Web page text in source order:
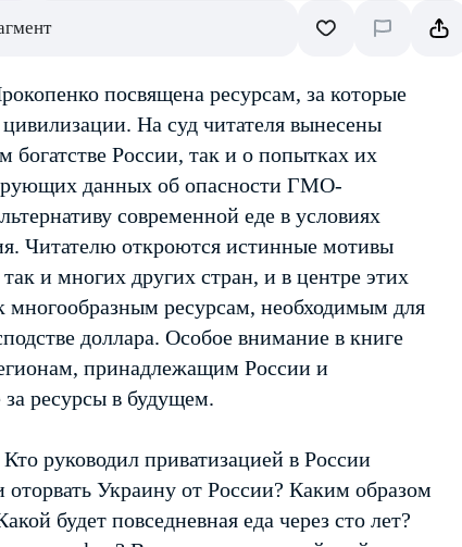
посвящена ресурсам, за которые
На суд читателя вынесены
богатстве России, так и о попытках их
данных об опасности ГМО-
современной еде в условиях
Читателю откроются истинные мотивы
и многих других стран, и в центре этих
многообразным ресурсам, необходимым для
доллара. Особое внимание в книге
принадлежащим России и
ресурсы в будущем.
руководил приватизацией в России
Украину от России? Каким образом
будет повседневная еда через сто лет?